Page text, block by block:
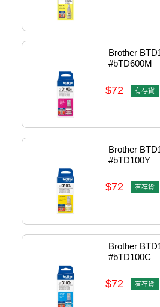
Brother
#bTD600M
$72 有存貨
Brother
#bTD100Y
$72 有存貨
Brother
#bTD100C
$72 有存貨